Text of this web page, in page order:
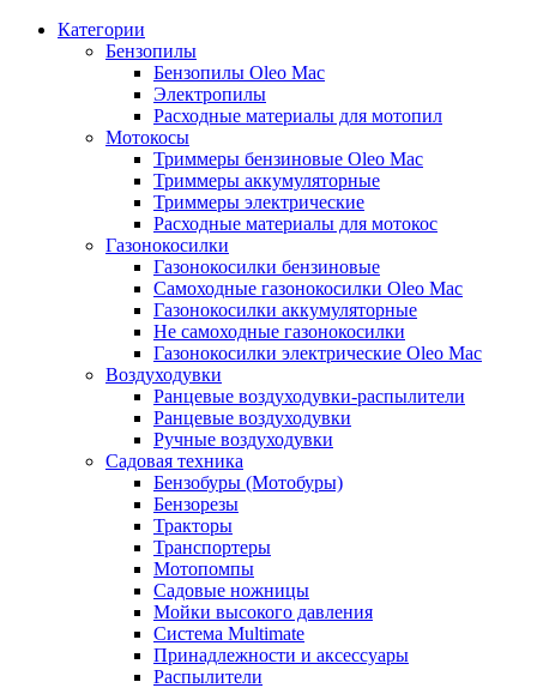
Категории
Бензопилы
Бензопилы Oleo Mac
Электропилы
Расходные материалы для мотопил
Мотокосы
Триммеры бензиновые Oleo Mac
Триммеры аккумуляторные
Триммеры электрические
Расходные материалы для мотокос
Газонокосилки
Газонокосилки бензиновые
Самоходные газонокосилки Oleo Mac
Газонокосилки аккумуляторные
Не самоходные газонокосилки
Газонокосилки электрические Oleo Mac
Воздуходувки
Ранцевые воздуходувки-распылители
Ранцевые воздуходувки
Ручные воздуходувки
Садовая техника
Бензобуры (Мотобуры)
Бензорезы
Тракторы
Транспортеры
Мотопомпы
Садовые ножницы
Мойки высокого давления
Система Multimate
Принадлежности и аксессуары
Распылители